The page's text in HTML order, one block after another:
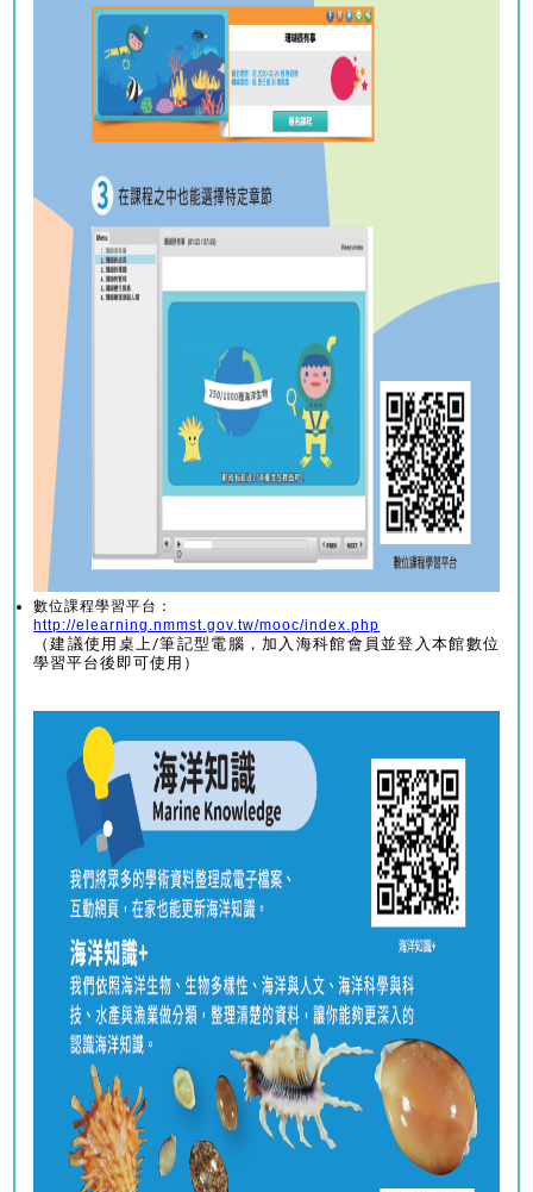
數位課程學習平台：
http://elearning.nmmst.gov.tw/mooc/index.php
（建議使用桌上/筆記型電腦，加入海科館會員並登入本館數位
學習平台後即可使用）